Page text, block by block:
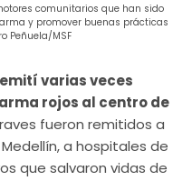
comunitarios que han sido
y promover buenas prácticas
Peñuela/MSF
varias veces
rojos al centro de
fueron remitidos a
a hospitales de
que salvaron vidas de